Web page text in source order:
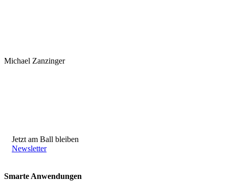
Michael Zanzinger
Jetzt am Ball bleiben
Newsletter
Smarte Anwendungen